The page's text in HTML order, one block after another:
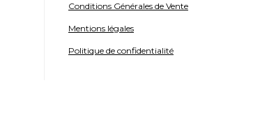
Conditions Générales de Vente
Mentions légales
Politique de confidentialité